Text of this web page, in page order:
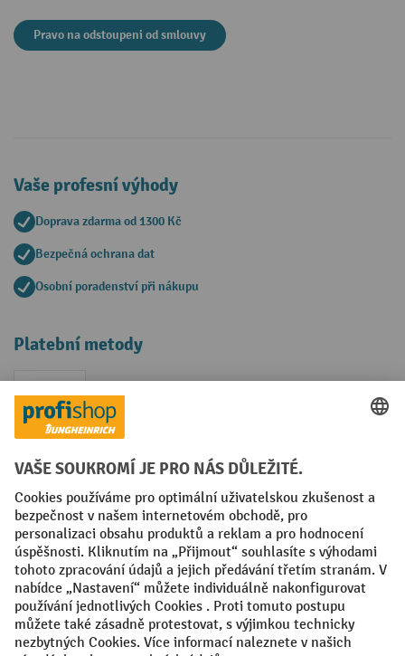
Pravo na odstoupeni od smlouvy
Vaše profesní výhody
Doprava zdarma od 1300 Kč
Bezpečná ochrana dat
Osobní poradenství při nákupu
Platební metody
Faktura
Sociální sítě
Facebook
YouTubeLinkedIn
VODP Otisk
Prohlášení o ochraně osobních údajů